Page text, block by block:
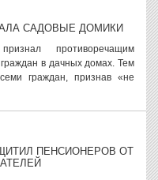
САДОВЫЕ ДОМИКИ
противоречащим
в дачных домах. Тем
граждан, признав «не
ПЕНСИОНЕРОВ ОТ